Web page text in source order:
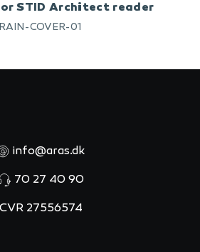
STID Architect reader
RAIN-COVER-01
info@aras.dk
70 27 40 90
CVR 27556574